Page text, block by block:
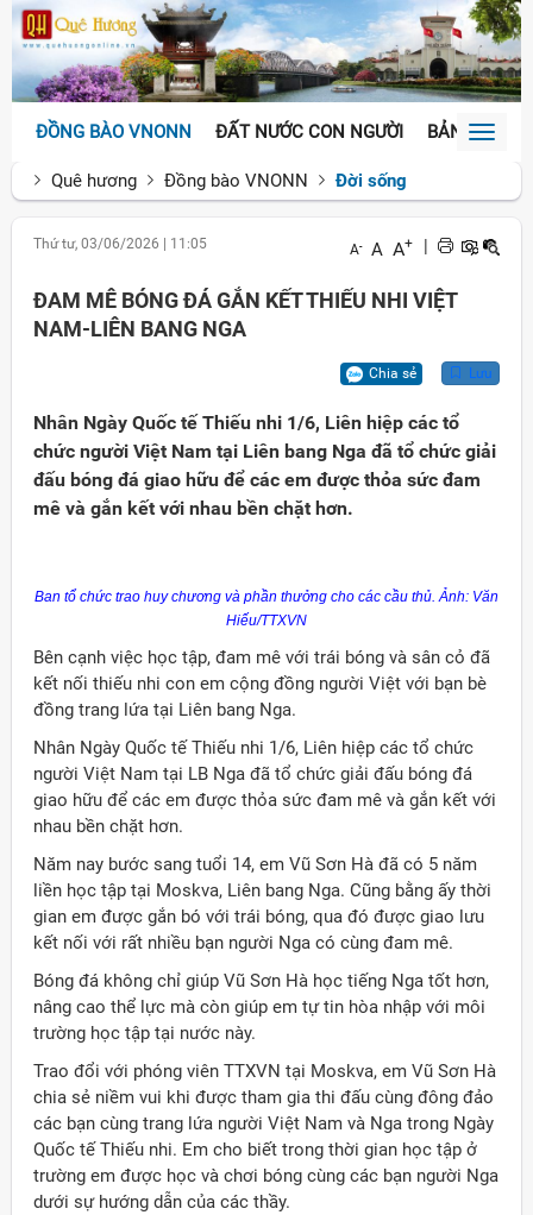
ĐỒNG BÀO VNONN ĐẤT NƯỚC CON NGƯỜI BẢN SẮCToggle
Quê hương
Đồng bào VNONN Đời sống
Thứ tư, 03/06/2026 11:05 A- A A+
ĐAM MÊ BÓNG ĐÁ GẮN KẾT THIẾU NHI VIỆT
NAM-LIÊN BANG NGA
Chia sẻ Lưu
Nhân Ngày Quốc tế Thiếu nhi 1/6, Liên hiệp các tổ
chức người Việt Nam tại Liên bang Nga đã tổ chức giải
đấu bóng đá giao hữu để các em được thỏa sức đam
mê và gắn kết với nhau bền chặt hơn.
Ban tổ chức trao huy chương và phần thưởng cho các cầu thủ. Ảnh: Văn
Hiếu/TTXVN
Bên cạnh việc học tập, đam mê với trái bóng và sân cỏ đã
kết nối thiếu nhi con em cộng đồng người Việt với bạn bè
đồng trang lứa tại Liên bang Nga.
Nhân Ngày Quốc tế Thiếu nhi 1/6, Liên hiệp các tổ chức
người Việt Nam tại LB Nga đã tổ chức giải đấu bóng đá
giao hữu để các em được thỏa sức đam mê và gắn kết với
nhau bền chặt hơn.
Năm nay bước sang tuổi 14, em Vũ Sơn Hà đã có 5 năm
liền học tập tại Moskva, Liên bang Nga. Cũng bằng ấy thời
gian em được gắn bó với trái bóng, qua đó được giao lưu
kết nối với rất nhiều bạn người Nga có cùng đam mê.
Bóng đá không chỉ giúp Vũ Sơn Hà học tiếng Nga tốt hơn,
nâng cao thể lực mà còn giúp em tự tin hòa nhập với môi
trường học tập tại nước này.
Trao đổi với phóng viên TTXVN tại Moskva, em Vũ Sơn Hà
chia sẻ niềm vui khi được tham gia thi đấu cùng đông đảo
các bạn cùng trang lứa người Việt Nam và Nga trong Ngày
Quốc tế Thiếu nhi. Em cho biết trong thời gian học tập ở
trường em được học và chơi bóng cùng các bạn người Nga
dưới sự hướng dẫn của các thầy.